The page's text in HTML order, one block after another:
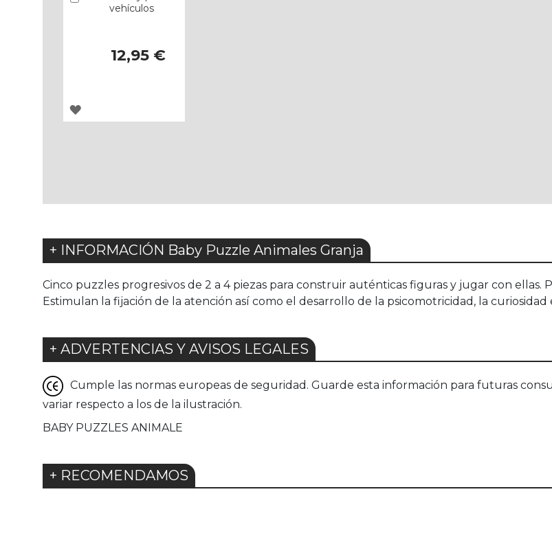
vehículos
12,95 €
AGREGAR
+ INFORMACIÓN Baby Puzzle Animales Granja
Cinco puzzles progresivos de 2 a 4 piezas para construir auténticas figuras y jugar con ellas.
Estimulan la fijación de la atención así como el desarrollo de la psicomotricidad, la curiosidad
+ ADVERTENCIAS Y AVISOS LEGALES
Cumple las normas europeas de seguridad. Guarde esta información para futuras
variar respecto a los de la ilustración.
BABY PUZZLES ANIMALE
+ RECOMENDAMOS